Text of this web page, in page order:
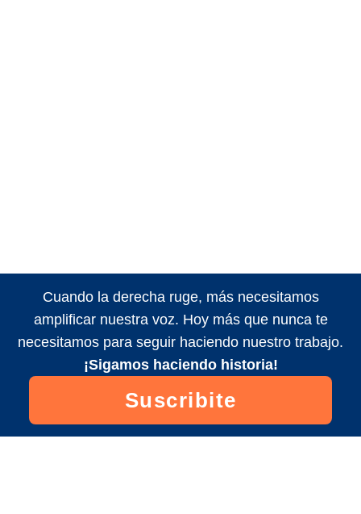
Cuando la derecha ruge, más necesitamos
amplificar nuestra voz. Hoy más que nunca te
necesitamos para seguir haciendo nuestro trabajo.
¡Sigamos haciendo historia!
Suscribite